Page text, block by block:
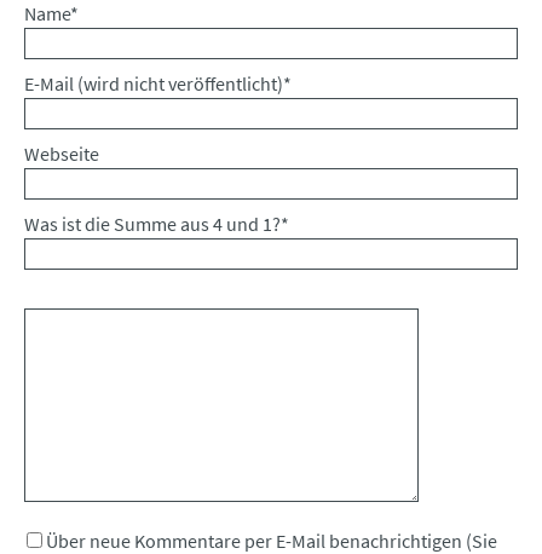
Pflichtfeld
Name*
Pflichtfeld
E-Mail (wird nicht veröffentlicht)*
Webseite
Was ist die Summe aus 4 und 1?*
Über neue Kommentare per E-Mail benachrichtigen (Sie